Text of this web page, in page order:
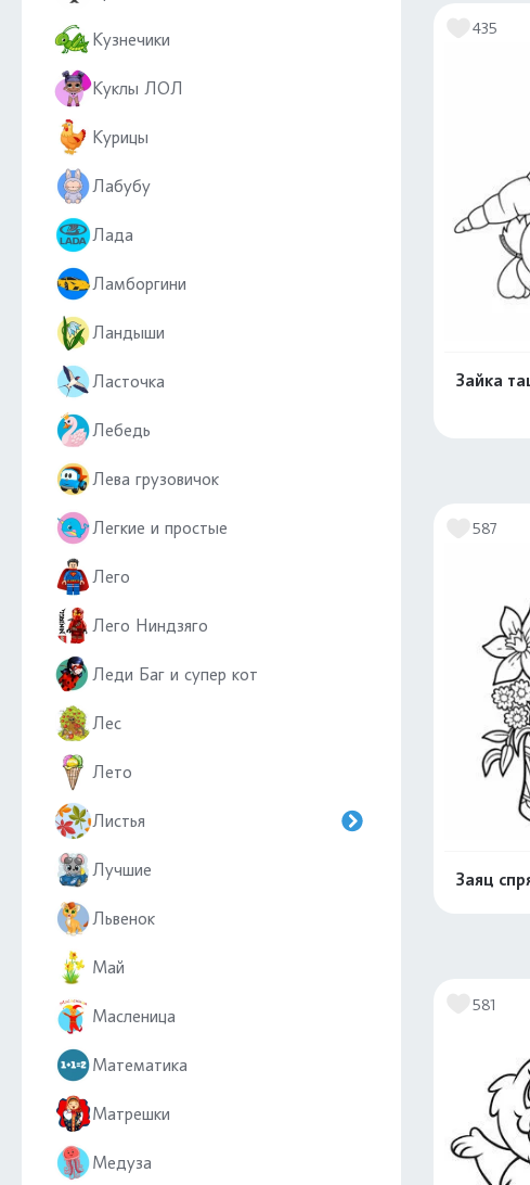
Кузнечики
Куклы ЛОЛ
Курицы
Лабубу
Лада
Ламборгини
Ландыши
Ласточка
Лебедь
Лева грузовичок
Легкие и простые
Лего
Лего Ниндзяго
Леди Баг и супер кот
Лес
Лето
Листья
Лучшие
Львенок
Май
Масленица
Математика
Матрешки
Медуза
435
Зайка
587
Заяц
581